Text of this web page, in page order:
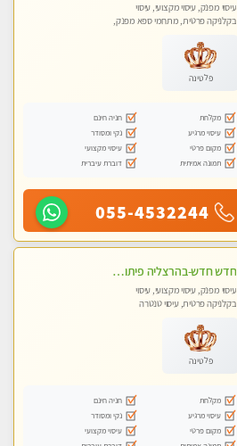
עיסוי מפנק, עיסוי מקצועי, עיסוי
בקלניקה פרטית, מתחמי ספא מפנק,
פלטינה
מקלחת
חניה חינם
עיסוי מרגיע
נקי ומסודר
מקום פרטי
עיסוי מקצועי
תמונה אמיתית
דוברת עיברית
055-4532244
חדש חדש-בהרצליה פיתוח כל סוגי העיסויים מעסה מקצועית ואיכותית פרטי!!!
עיסוי מפנק, עיסוי מקצועי, עיסוי
בקלניקה פרטית, עיסוי טנטרה
פלטינה
מקלחת
חניה חינם
עיסוי מרגיע
נקי ומסודר
מקום פרטי
עיסוי מקצועי